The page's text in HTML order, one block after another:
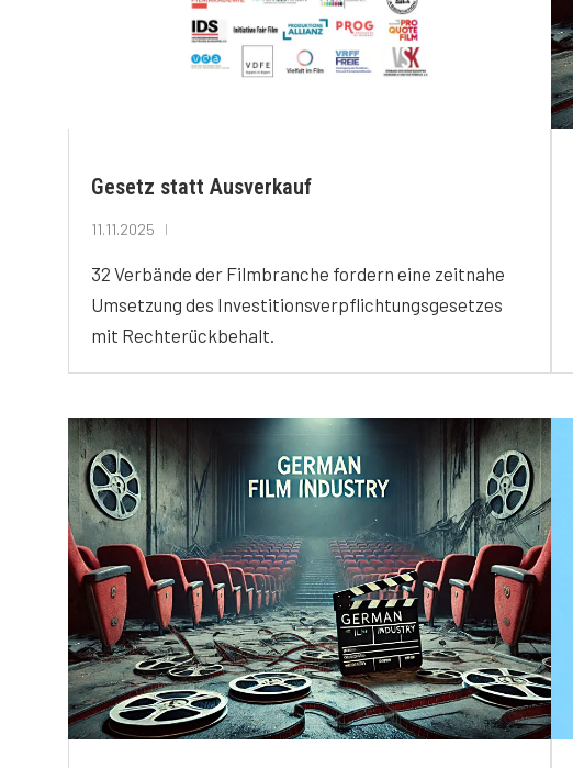
Gesetz statt Ausverkauf
11.11.2025
32 Verbände der Filmbranche fordern eine zeitnahe
Umsetzung des Investitionsverpflichtungsgesetzes
mit Rechterückbehalt.